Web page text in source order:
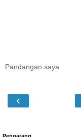
Pandangan saya
‹